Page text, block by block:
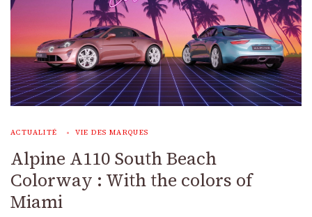
ACTUALITÉ VIE DES MARQUES
Alpine A110 South Beach
Colorway : With the colors of
Miami